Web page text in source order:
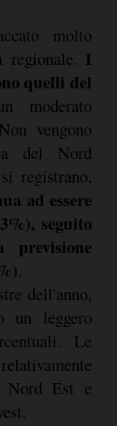
molto
regionale. I
quelli del
moderato
vengono
del Nord
registrano,
ad essere
seguito
.
dell'anno,
un leggero
Le
Est e